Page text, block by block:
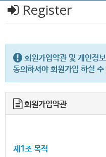
Register
회원가입약관 및 개인정
동의하셔야 회원가입 하실
회원가입약관
제1조 목적